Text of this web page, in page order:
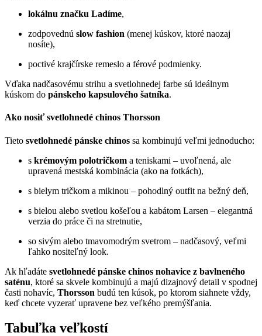
lokálnu značku Ladíme,
zodpovednú slow fashion (menej kúskov, ktoré naozaj
nosíte),
poctivé krajčírske remeslo a férové podmienky.
Vďaka nadčasovému strihu a svetlohnedej farbe sú ideálnym
kúskom do pánskeho kapsulového šatníka.
Ako nosiť svetlohnedé chinos Thorsson
Tieto svetlohnedé pánske chinos sa kombinujú veľmi jednoducho:
s krémovým polotričkom a teniskami – uvoľnená, ale
upravená mestská kombinácia (ako na fotkách),
s bielym tričkom a mikinou – pohodlný outfit na bežný deň,
s bielou alebo svetlou košeľou a kabátom Larsen – elegantná
verzia do práce či na stretnutie,
so sivým alebo tmavomodrým svetrom – nadčasový, veľmi
ľahko nositeľný look.
Ak hľadáte svetlohnedé pánske chinos nohavice z bavlneného
saténu, ktoré sa skvele kombinujú a majú dizajnový detail v spodnej
časti nohavíc, Thorsson budú ten kúsok, po ktorom siahnete vždy,
keď chcete vyzerať upravene bez veľkého premýšľania.
Tabuľka veľkostí